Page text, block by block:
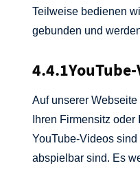
Teilweise bedienen
gebunden und
Auf unserer
Ihren Firmensitz
YouTube-Videos
abspielbar sind. Es